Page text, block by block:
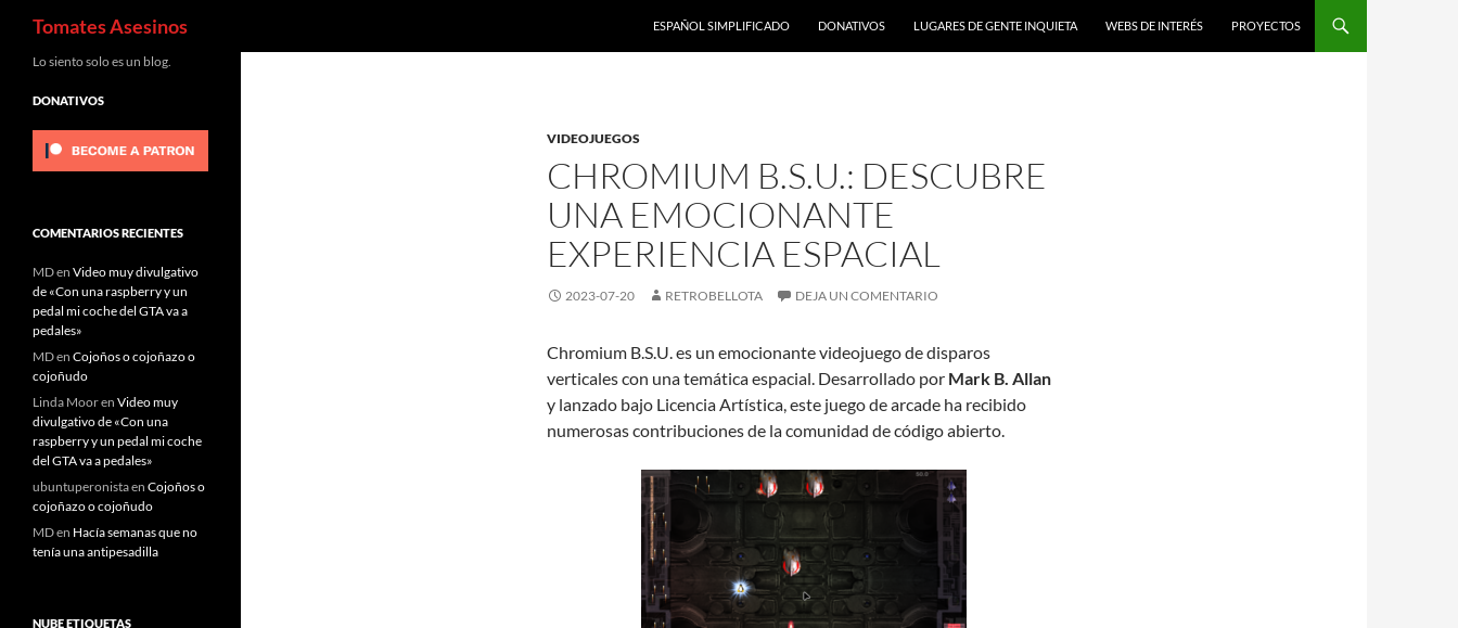
Saltar
Tomates Asesinos ESPAÑOL SIMPLIFICADO DONATIVOS LUGARES DE GENTE INQUIETA WEBS DE INTERÉS PROYECTOS
VIDEOJUEGOS
CHROMIUM B.S.U.: DESCUBRE
UNA EMOCIONANTE
EXPERIENCIA ESPACIAL
2023-07-20 RETROBELLOTA DEJA UN COMENTARIO
Chromium B.S.U. es un emocionante videojuego de disparos
verticales con una temática espacial. Desarrollado por Mark B. Allan
y lanzado bajo Licencia Artística, este juego de arcade ha recibido
numerosas contribuciones de la comunidad de código abierto.
Lo siento solo es un blog.
DONATIVOS
COMENTARIOS RECIENTES
MDen Video muy divulgativo
de «Con una raspberry y un
pedal mi coche del GTA va a
pedales»
MDen Cojoños o cojoñazo o
cojoñudo
Linda Mooren Video muy
divulgativo de «Con una
raspberry y un pedal mi coche
del GTA va a pedales»
ubuntuperonistaen Cojoños o
cojoñazo o cojoñudo
MDen Hacía semanas que no
tenía una antipesadilla
NUBE ETIQUETAS